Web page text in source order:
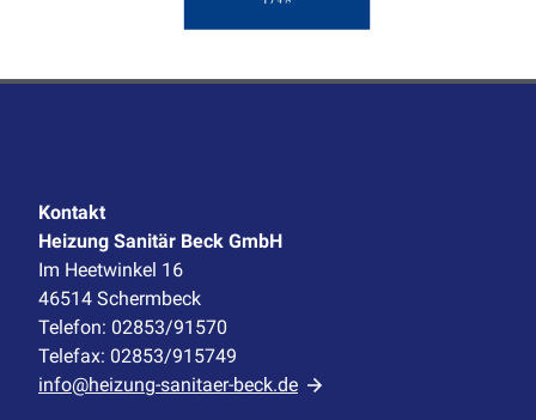
Kontakt
Heizung Sanitär Beck GmbH
Im Heetwinkel 16
46514 Schermbeck
Telefon: 02853/91570
Telefax: 02853/915749
info@heizung-sanitaer-beck.de